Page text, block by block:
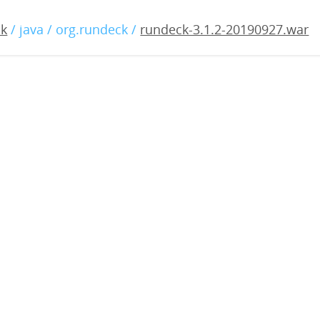
/ java / org.rundeck / rundeck-3.1.2-20190927.war
20190927.war